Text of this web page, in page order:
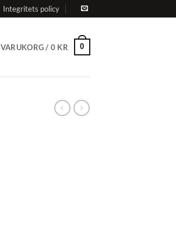
Integritets policy
VARUKORG / 0 KR 0